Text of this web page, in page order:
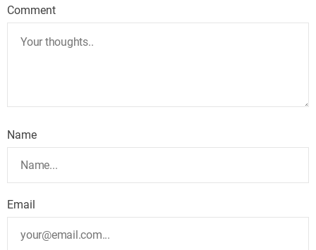
Comment
Name
Email